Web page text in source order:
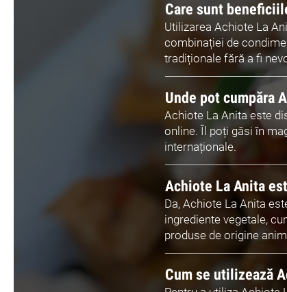
Care sunt
Utilizarea Achiote La
combinației de
tradiționale fără a fi
Unde pot cumpăra
Achiote La Anita este
online. Îl poți găsi în
internaționale.
Achiote La Anita
Da, Achiote La Anita
ingrediente vegetale,
produse de origine
Cum se utilizează